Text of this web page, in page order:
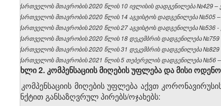
საქართველოს მთავრობის 2020 წლის 10 ივლისის დადგენილება №429 –
საქართველოს მთავრობის 2020 წლის 14 აგვისტოს დადგენილება №505
საქართველოს მთავრობის 2020 წლის 27 აგვისტოს დადგენილება №536 -
საქართველოს მთავრობის 2020 წლის 18 დეკემბრის დადგენილება №759
საქართველოს მთავრობის 2020 წლის 31 დეკემბრის დადგენილება №829
საქართველოს მთავრობის 2021 წლის 5 თებერვლის დადგენილება №56 –
მუხლი 2. კომპენსაციის მიღების უფლება და მისი
1. კომპენსაციის მიღების უფლება აქვთ
პუნქტით განსაზღვრულ პირებს/ოჯახებს: